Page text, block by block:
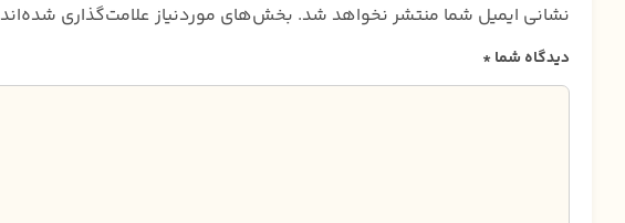
نشانی ایمیل شما منتشر نخواهد شد. بخش‌های موردنیاز علامت‌گذاری شده‌اند
دیدگاه شما*